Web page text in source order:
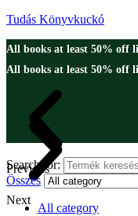
Tudás Könyvkuckó
All books at least 50% off
All books at least 50% off
Previous
Next
Search for:
Összes
All category